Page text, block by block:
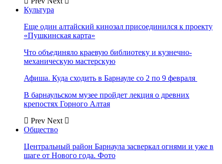
Культура
Еще один алтайский кинозал присоединился к проекту
«Пушкинская карта»
Что объединяло краевую библиотеку и кузнечно-
механическую мастерскую
Афиша. Куда сходить в Барнауле со 2 по 9 февраля
В барнаульском музее пройдет лекция о древних
крепостях Горного Алтая
Prev Next
Общество
Центральный район Барнаула засверкал огнями и уже в
шаге от Нового года. Фото